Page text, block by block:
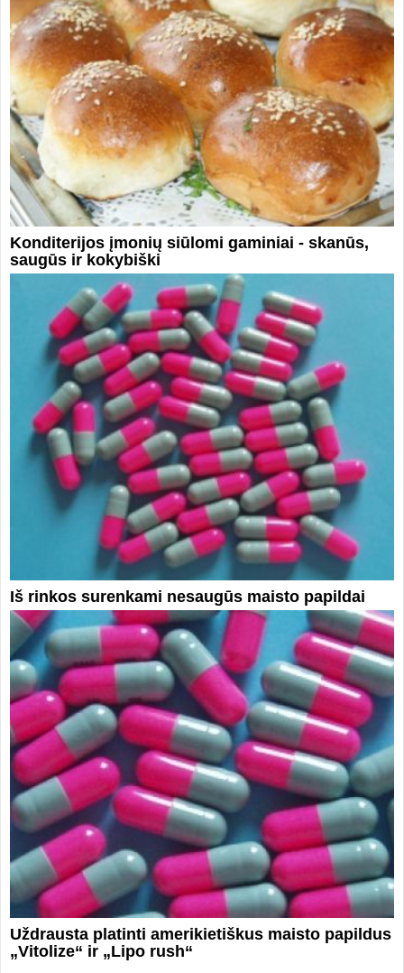
Konditerijos įmonių siūlomi gaminiai - skanūs,
saugūs ir kokybiški
Iš rinkos surenkami nesaugūs maisto papildai
Uždrausta platinti amerikietiškus maisto papildus
„Vitolize“ ir „Lipo rush“